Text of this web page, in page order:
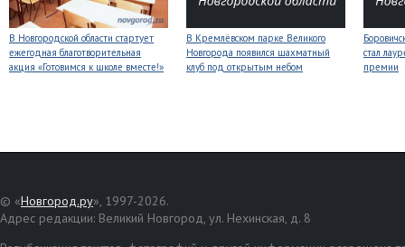
В Новгородской области стартует
ежегодная благотворительная
акция «Готовимся к школе вместе!»
В Кремлёвском парке Великого
Новгорода появился шахматный
клуб под открытым небом
стал
премии
© «Новгород.ру», 1997-2026.
Адрес редакции: Великий Новгород, ул. Нехинская, д. 8